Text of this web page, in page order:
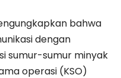
bahwa
dengan
sumur-sumur minyak
operasi (KSO)